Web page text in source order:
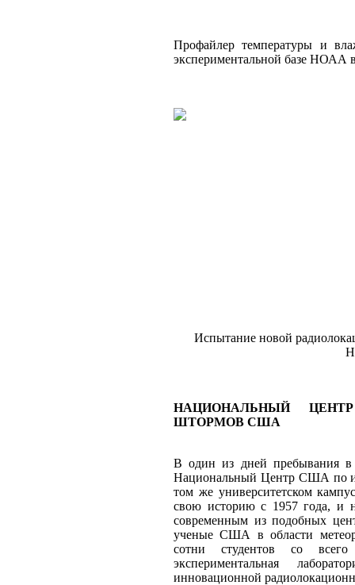
Профайлер температуры и
экспериментальной базе НОАА
Испытание новой
НАЦИОНАЛЬНЫЙ
ШТОРМОВ США
В один из дней пребывания в
Национальный Центр США по
том же университетском
свою историю с 1957 года, и
современным из подобных
ученые США в области
сотни студентов со
экспериментальная
инновационной